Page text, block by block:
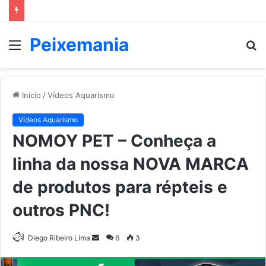
Menu
Peixemania
Início /Vídeos Aquarismo
Vídeos Aquarismo
NOMOY PET – Conheça a
linha da nossa NOVA MARCA
de produtos para répteis e
outros PNC!
Diego Ribeiro Lima
Mande
6 3